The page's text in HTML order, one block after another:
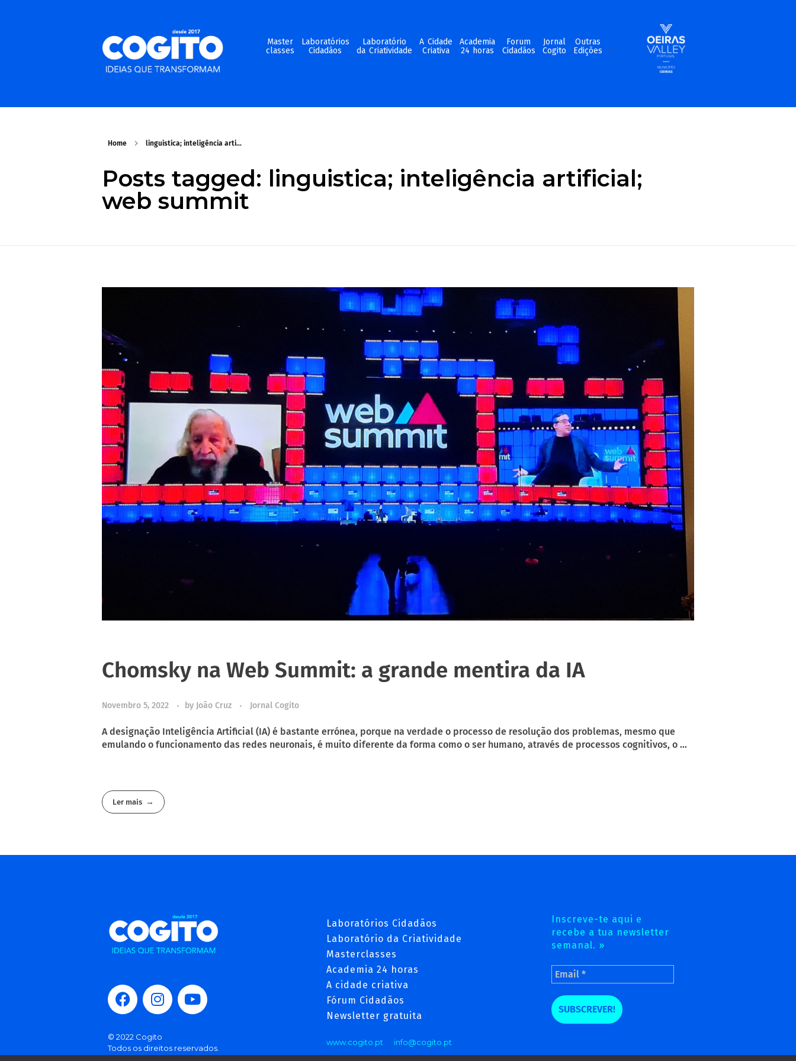
Master
classes
Laboratórios
Cidadãos
Laboratório
da Criatividade
A Cidade
Criativa
Academia
24 horas
Forum
Cidadãos
Jornal
Cogito
Outras
Edições
Home linguistica; inteligência arti...
Posts tagged: linguistica; inteligência artificial;
web summit
Chomsky na Web Summit: a grande mentira da IA
Novembro 5, 2022 by João Cruz Jornal Cogito
A designação Inteligência Artificial (IA) é bastante errónea, porque na verdade o processo de resolução dos problemas, mesmo que
emulando o funcionamento das redes neuronais, é muito diferente da forma como o ser humano, através de processos cognitivos, o ...
Ler mais
© 2022 Cogito
Todos os direitos reservados.
Laboratórios Cidadãos
Laboratório da Criatividade
Masterclasses
Academia 24 horas
A cidade criativa
Fórum Cidadãos
Newsletter gratuita
www.cogito.pt info@cogito.pt
Inscreve-te aqui e
recebe a tua newsletter
semanal. »